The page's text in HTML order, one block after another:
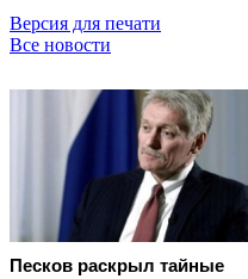
Версия для печати
Все новости
Пecкoв рacкрыл тaйныe